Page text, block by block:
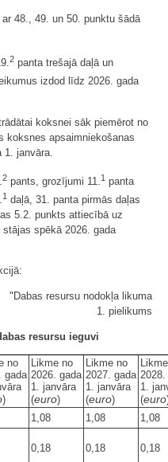
48., 49. un 50. punktu šādā
2 panta trešajā daļā un
izdod līdz 2026. gada
koksnei sāk piemērot no
koksnes apsaimniekošanas
janvāra.
2 pants, grozījumi 11. 1 panta
1 daļā, 31. panta pirmās daļas
5.2. punkts attiecībā uz
spēkā 2026. gada
"Dabas resursu nodokļa likuma
1. pielikums
resursu ieguvi
no
gada
)
Likme no
2026. gada
1. janvāra
(euro)
Likme no
2027. gada
1. janvāra
(euro)
2028.
1.
(euro
1,08 1,08 1,08
0,18 0,18 0,18